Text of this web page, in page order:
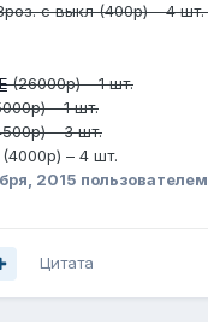
с выкл (400р) – 4
(26000р) – 1 шт.
– 1 шт.
– 3 шт.
(4000р) – 4 шт.
2015
Цитата